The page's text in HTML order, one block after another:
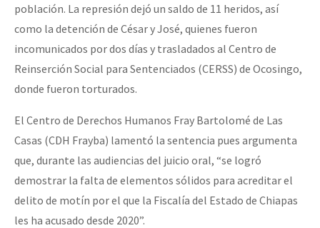
Semillero Guerra contra la Humanidad. (Las poblaciones y
Libros para descargar
Medios Libres
COVID-19
Eventos
Contacto
población. La represión dejó un saldo de 11 heridos, así
como la detención de César y José, quienes fueron
incomunicados por dos días y trasladados al Centro de
Reinserción Social para Sentenciados (CERSS) de Ocosingo,
donde fueron torturados.
El Centro de Derechos Humanos Fray Bartolomé de Las
Casas (CDH Frayba) lamentó la sentencia pues argumenta
que, durante las audiencias del juicio oral, “se logró
demostrar la falta de elementos sólidos para acreditar el
delito de motín por el que la Fiscalía del Estado de Chiapas
les ha acusado desde 2020”.